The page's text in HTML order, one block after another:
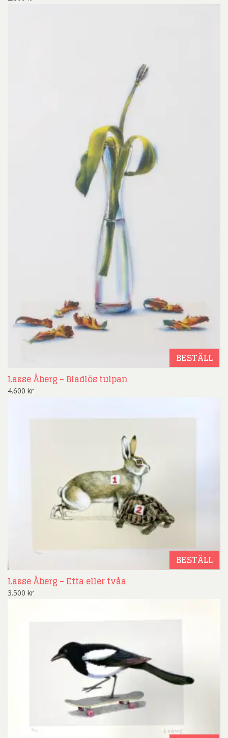
BESTÄLL
Lasse Åberg – Bladlös tulpan
4.600 kr
BESTÄLL
Lasse Åberg – Etta eller tvåa
3.500 kr